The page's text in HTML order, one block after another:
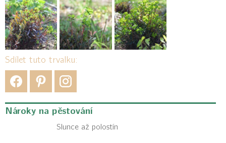
Sdílet tuto trvalku:
Nároky na pěstování
Slunce až polostín